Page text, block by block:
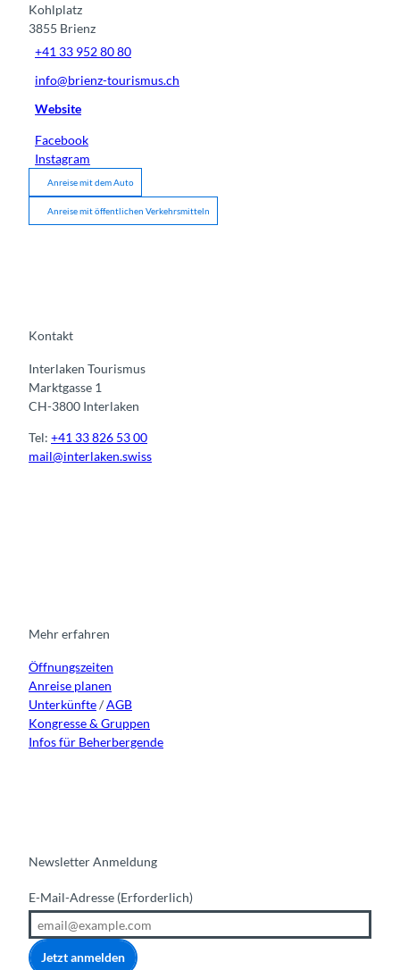
Kohlplatz
3855 Brienz
+41 33 952 80 80
info@brienz-tourismus.ch
Website
Facebook
Instagram
Anreise mit dem Auto
Anreise mit öffentlichen Verkehrsmitteln
Kontakt
Interlaken Tourismus
Marktgasse 1
CH-3800 Interlaken
Tel: +41 33 826 53 00
mail@interlaken.swiss
r
m
o
e
Mehr erfahren
Öffnungszeiten
Anreise planen
Unterkünfte/AGB
Kongresse & Gruppen
Infos für Beherbergende
Newsletter Anmeldung
E-Mail-Adresse (Erforderlich)
Jetzt anmelden